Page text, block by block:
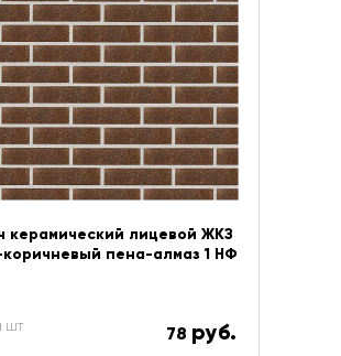
керамический лицевой ЖКЗ
пена-алмаз 1 НФ
шт 78 руб.